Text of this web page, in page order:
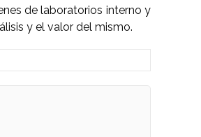
de laboratorios interno y
y el valor del mismo.